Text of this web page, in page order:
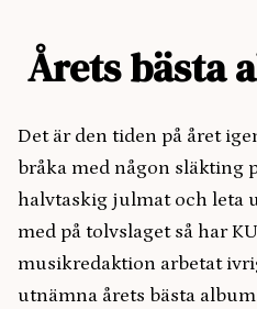
Årets bästa
Det är den tiden på året
bråka med någon släkting
halvtaskig julmat och leta
med på tolvslaget så har
musikredaktion arbetat
utnämna årets bästa